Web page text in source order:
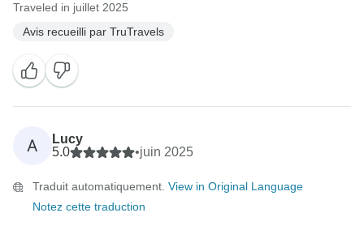
Traveled in juillet 2025
Avis recueilli par TruTravels
A
Lucy
5.0
•juin 2025
Traduit automatiquement. View in Original Language
Notez cette traduction